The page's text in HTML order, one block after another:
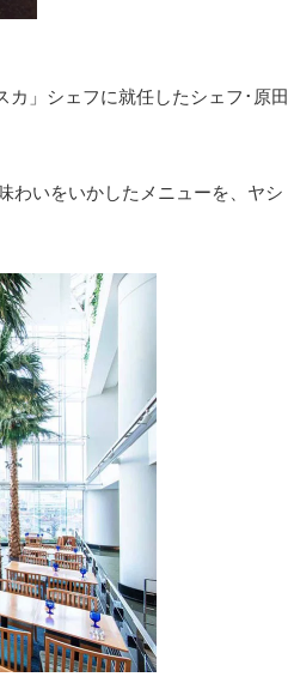
カ」シェフに就任したシェフ･原田
わいをいかしたメニューを、ヤシ